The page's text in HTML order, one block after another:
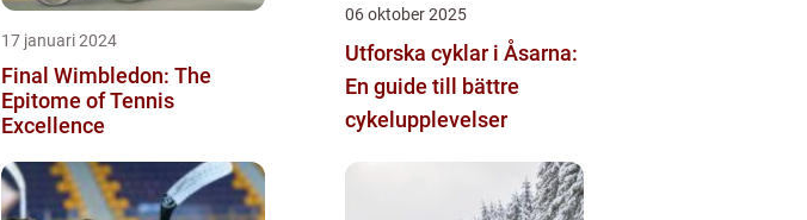
17 januari 2024
Final Wimbledon: The
Epitome of Tennis
Excellence
06 oktober 2025
Utforska cyklar i Åsarna:
En guide till bättre
cykelupplevelser